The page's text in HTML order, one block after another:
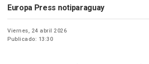
Europa Press notiparaguay
Viernes, 24 abril 2026
Publicado: 13:30